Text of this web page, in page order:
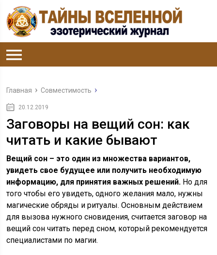
Главная Совместимость
20.12.2019
Заговоры на вещий сон: как
читать и какие бывают
Вещий сон – это один из множества вариантов,
увидеть свое будущее или получить необходимую
информацию, для принятия важных решений. Но для
того чтобы его увидеть, одного желания мало, нужны
магические обряды и ритуалы. Основным действием
для вызова нужного сновидения, считается заговор на
вещий сон читать перед сном, который рекомендуется
специалистами по магии.